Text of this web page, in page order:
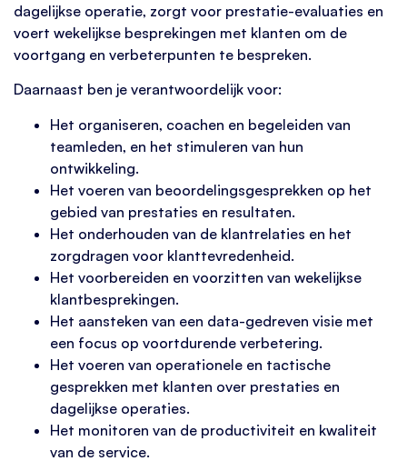
dagelijkse operatie, zorgt voor prestatie-evaluaties en
voert wekelijkse besprekingen met klanten om de
voortgang en verbeterpunten te bespreken.
Daarnaast ben je verantwoordelijk voor:
Het organiseren, coachen en begeleiden van
teamleden, en het stimuleren van hun
ontwikkeling.
Het voeren van beoordelingsgesprekken op het
gebied van prestaties en resultaten.
Het onderhouden van de klantrelaties en het
zorgdragen voor klanttevredenheid.
Het voorbereiden en voorzitten van wekelijkse
klantbesprekingen.
Het aansteken van een data-gedreven visie met
een focus op voortdurende verbetering.
Het voeren van operationele en tactische
gesprekken met klanten over prestaties en
dagelijkse operaties.
Het monitoren van de productiviteit en kwaliteit
van de service.